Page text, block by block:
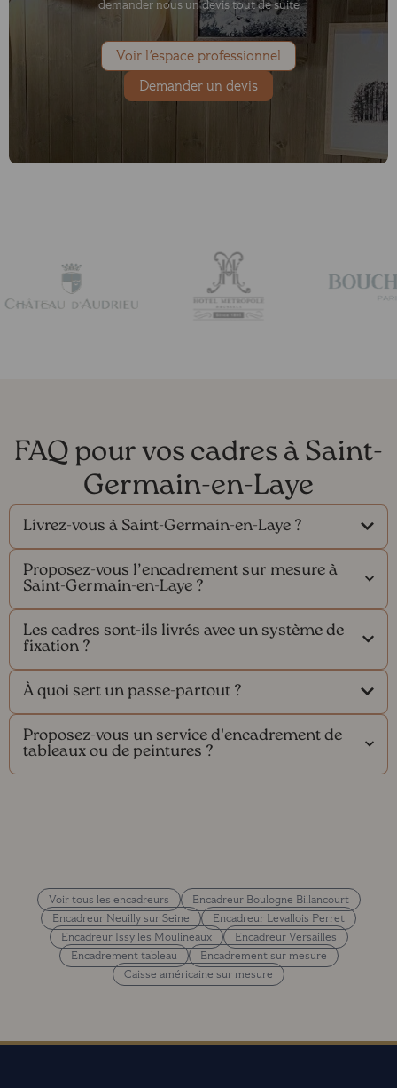
demander nous un devis tout de suite
Voir l'espace professionnel
Demander un devis
FAQ pour vos cadres à Saint-
Germain-en-Laye
Livrez-vous à Saint-Germain-en-Laye ?
Proposez-vous l’encadrement sur mesure à
Saint-Germain-en-Laye ?
Les cadres sont-ils livrés avec un système de
fixation ?
À quoi sert un passe-partout ?
Proposez-vous un service d'encadrement de
tableaux ou de peintures ?
Voir tous les encadreurs
Encadreur Boulogne Billancourt
Encadreur Neuilly sur Seine
Encadreur Levallois Perret
Encadreur Issy les Moulineaux
Encadreur Versailles
Encadrement tableau
Encadrement sur mesure
Caisse américaine sur mesure